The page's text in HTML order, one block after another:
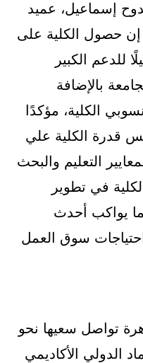
إسماعيل، عميد
إن حصول الكلية على
للدعم الكبير
بالإضافة
الكلية، مؤكدًا
قدرة الكلية علي
التعليم والبحث
في تطوير
بما يواكب أحدث
سوق العمل
تواصل سعيها نحو
الدولي الأكاديمي